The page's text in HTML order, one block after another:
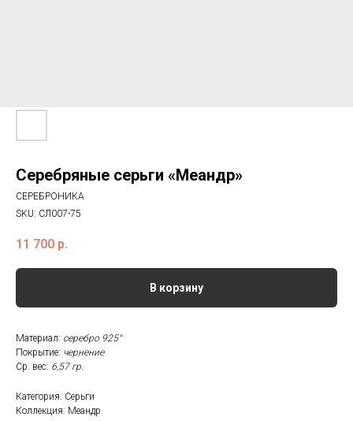
Серебряные серьги «Меандр»
СЕРЕБРОНИКА
SKU: СЛ007-75
11 700 р.
В корзину
Материал: серебро 925°
Покрытие: чернение
Ср. вес: 6,57 гр.
Категория: Серьги
Коллекция: Меандр